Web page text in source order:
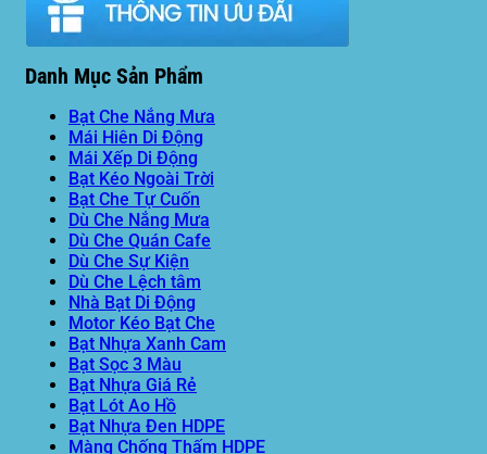
Danh Mục Sản Phẩm
Bạt Che Nắng Mưa
Mái Hiên Di Động
Mái Xếp Di Động
Bạt Kéo Ngoài Trời
Bạt Che Tự Cuốn
Dù Che Nắng Mưa
Dù Che Quán Cafe
Dù Che Sự Kiện
Dù Che Lệch tâm
Nhà Bạt Di Động
Motor Kéo Bạt Che
Bạt Nhựa Xanh Cam
Bạt Sọc 3 Màu
Bạt Nhựa Giá Rẻ
Bạt Lót Ao Hồ
Bạt Nhựa Đen HDPE
Màng Chống Thấm HDPE